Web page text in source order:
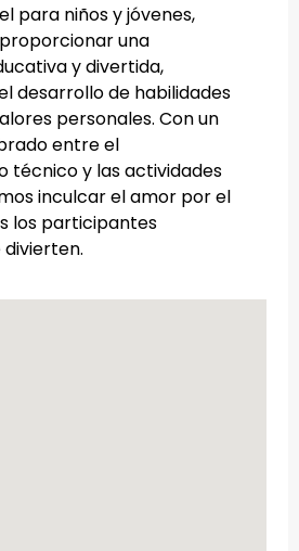
para niños y jóvenes,
una
y divertida,
desarrollo de habilidades
personales. Con un
entre el
técnico y las actividades
inculcar el amor por el
los participantes